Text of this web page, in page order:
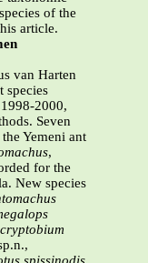
of the
article.
van Harten
species
2000,
Seven
Yemeni ant
,
for the
New species